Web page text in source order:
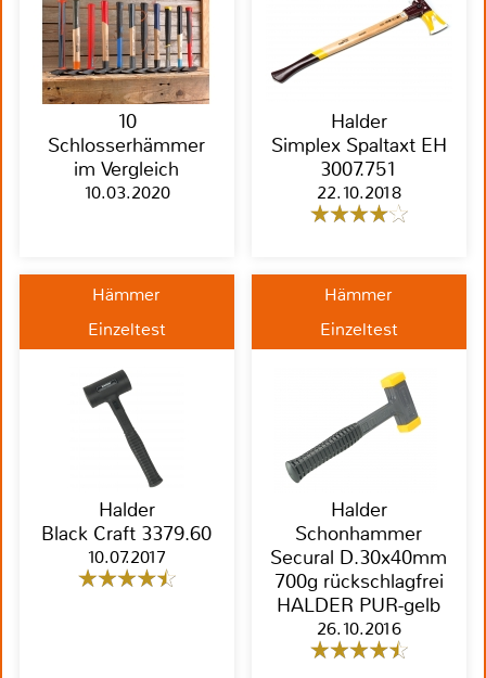
10
Schlosserhämmer
im Vergleich
10.03.2020
Halder
Simplex Spaltaxt EH
3007.751
22.10.2018
Hämmer
Einzeltest
Halder
Black Craft 3379.60
10.07.2017
Hämmer
Einzeltest
Halder
Schonhammer
Secural D.30x40mm
700g rückschlagfrei
HALDER PUR-gelb
26.10.2016